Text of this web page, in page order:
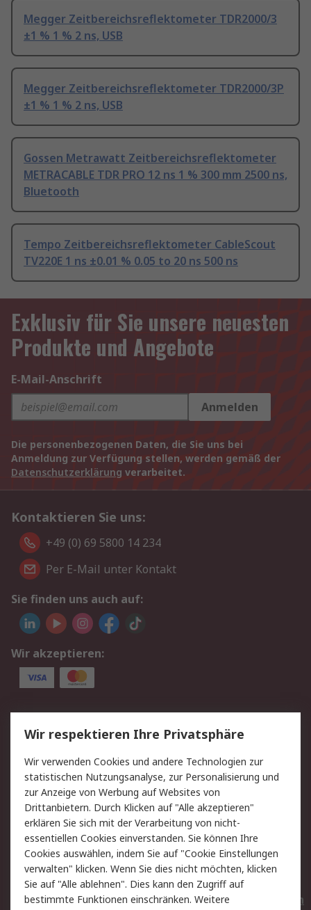
Megger Zeitbereichsreflektometer TDR2000/3
±1 % 1 % 2 ns, USB
Megger Zeitbereichsreflektometer TDR2000/3P
±1 % 1 % 2 ns, USB
Gossen Metrawatt Zeitbereichsreflektometer
METRACABLE TDR PRO 12 ns 1 % 300 mm 2500 ns,
Bluetooth
Tempo Zeitbereichsreflektometer CableScout
TV220E 1 ns ±0.01 % 0.05 to 20 ns 500 ns
Exklusiv für Sie unsere neuesten
Produkte und Angebote
E-Mail-Anschrift
Anmelden
Die personenbezogenen Daten, die Sie uns bei
Anmeldung zur Verfügung stellen, werden gemäß der
Datenschutzerklärung verarbeitet.
Kontaktieren Sie uns:
+49 (0) 69 5800 14 234
Per E-Mail unter Kontakt
Sie finden uns auch auf:
Wir akzeptieren:
Service
Value Added Services
Lieferlösungen
Rücksendungen
Kontakt
Hilfe
Privatkunden
Rechtliches
AGB
Datenschutz
Cookie-Richtlinie
Zahlungsbedingungen
Copyright/Impressum
Entsorgung
Elektrogeräte/Batterien
Wir respektieren Ihre Privatsphäre
Wir verwenden Cookies und andere Technologien zur
statistischen Nutzungsanalyse, zur Personalisierung und
zur Anzeige von Werbung auf Websites von
Drittanbietern. Durch Klicken auf "Alle akzeptieren"
erklären Sie sich mit der Verarbeitung von nicht-
essentiellen Cookies einverstanden. Sie können Ihre
Cookies auswählen, indem Sie auf "Cookie Einstellungen
verwalten" klicken. Wenn Sie dies nicht möchten, klicken
Sie auf "Alle ablehnen". Dies kann den Zugriff auf
bestimmte Funktionen einschränken. Weitere